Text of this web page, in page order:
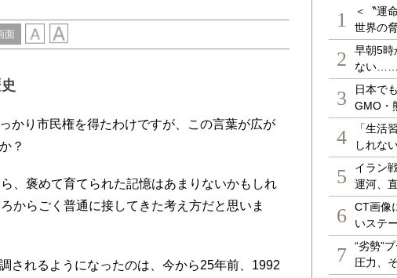
面
かり市民権を得たわけですが、この言葉が広が
？
、褒めて育てられた記憶はあまりないかもしれ
からごく普通に接してきた考え方だと思いま
されるようになったのは、今から25年前、1992
1
＜〝運
世界の
2
早朝5時
ない……
3
日本で
GMO・
4
「生活
しれな
5
イラン
運河、
6
CT画像
いステ
7
“劣勢”
圧力、